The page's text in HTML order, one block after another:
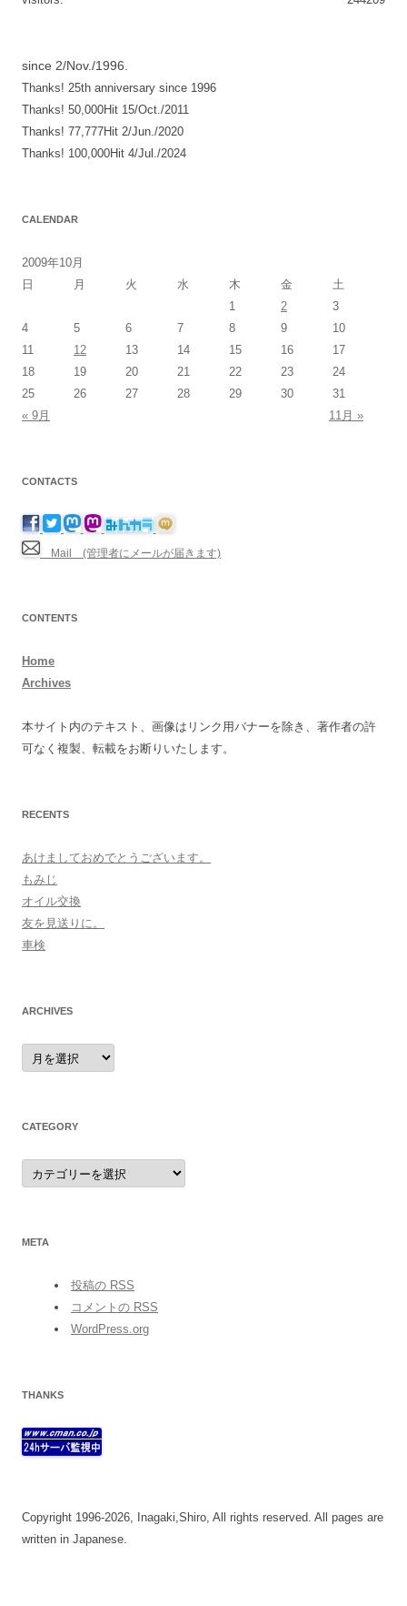
ョ
ン
since 2/Nov./1996.
Thanks! 25th anniversary since 1996
Thanks! 50,000Hit 15/Oct./2011
Thanks! 77,777Hit 2/Jun./2020
Thanks! 100,000Hit 4/Jul./2024
CALENDAR
2009年10月
日
月 火 水 木 金
土
1
2
3
4
5 6 7 8 9
10
11
12 13 14 15 16
17
18
19 20 21 22 23
24
25
26 27 28 29 30
31
« 9月
11月 »
CONTACTS
Mail (管理者にメールが届きます)
CONTENTS
Home
Archives
本サイト内のテキスト、画像はリンク用バナーを除き、著作者の許
可なく複製、転載をお断りいたします。
RECENTS
あけましておめでとうございます。
もみじ
オイル交換
友を見送りに。
車検
ARCHIVES
archives
CATEGORY
category
META
投稿の RSS
コメントの RSS
WordPress.org
THANKS
Copyright 1996-2026, Inagaki,Shiro, All rights reserved. All pages are
written in Japanese.